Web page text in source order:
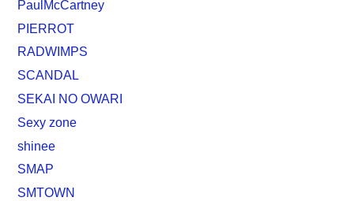
PaulMcCartney
PIERROT
RADWIMPS
SCANDAL
SEKAI NO OWARI
Sexy zone
shinee
SMAP
SMTOWN